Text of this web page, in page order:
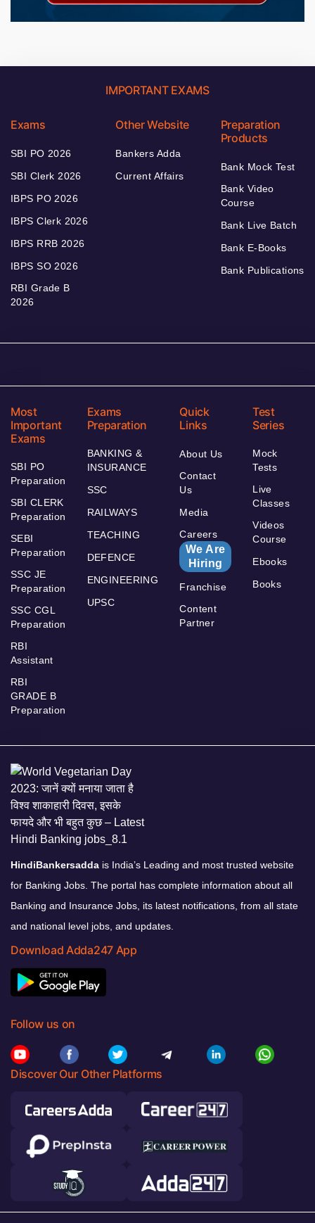
IMPORTANT EXAMS
Exams
SBI PO 2026
SBI Clerk 2026
IBPS PO 2026
IBPS Clerk 2026
IBPS RRB 2026
IBPS SO 2026
RBI Grade B
2026
Other Website
Bankers Adda
Current Affairs
Preparation
Products
Bank Mock Test
Bank Video
Course
Bank Live Batch
Bank E-Books
Bank Publications
Most
Important
Exams
SBI PO
Preparation
SBI CLERK
Preparation
SEBI
Preparation
SSC JE
Preparation
SSC CGL
Preparation
RBI
Assistant
RBI
GRADE B
Preparation
Exams
Preparation
BANKING &
INSURANCE
SSC
RAILWAYS
TEACHING
DEFENCE
ENGINEERING
UPSC
Quick
Links
About Us
Contact
Us
Media
Careers
We Are
Hiring
Franchise
Content
Partner
Test
Series
Mock
Tests
Live
Classes
Videos
Course
Ebooks
Books
HindiBankersadda is India’s Leading and most trusted website
for Banking Jobs. The portal has complete information about all
Banking and Insurance Jobs, its latest notifications, from all state
and national level jobs, and updates.
Download Adda247 App
Follow us on
Discover Our Other Platforms